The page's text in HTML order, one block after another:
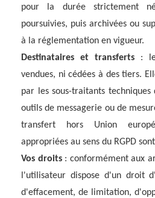
pour la durée strictement
poursuivies, puis archivées ou
à la réglementation en vigueur.
Destinataires et transferts:
vendues, ni cédées à des tiers.
par les sous-traitants
outils de messagerie ou de
transfert hors Union
appropriées au sens du RGPD
Vos droits: conformément aux
l'utilisateur dispose d'un droit
d'effacement, de limitation,